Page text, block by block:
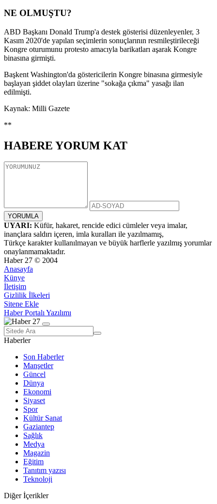
NE OLMUŞTU?
ABD Başkanı Donald Trump'a destek gösterisi düzenleyenler, 3
Kasım 2020'de yapılan seçimlerin sonuçlarının resmileştirileceği
Kongre oturumunu protesto amacıyla barikatları aşarak Kongre
binasına girmişti.
Başkent Washington'da göstericilerin Kongre binasına girmesiyle
başlayan şiddet olayları üzerine "sokağa çıkma" yasağı ilan
edilmişti.
Kaynak: Milli Gazete
**
HABERE YORUM KAT
UYARI: Küfür, hakaret, rencide edici cümleler veya imalar,
inançlara saldırı içeren, imla kuralları ile yazılmamış,
Türkçe karakter kullanılmayan ve büyük harflerle yazılmış yorumlar
onaylanmamaktadır.
Haber 27 © 2004
Anasayfa
Künye
İletişim
Gizlilik İlkeleri
Sitene Ekle
Haber Portalı Yazılımı
Haberler
Son Haberler
Manşetler
Güncel
Dünya
Ekonomi
Siyaset
Spor
Kültür Sanat
Gaziantep
Sağlık
Medya
Magazin
Eğitim
Tanıtım yazısı
Teknoloji
Diğer İçerikler